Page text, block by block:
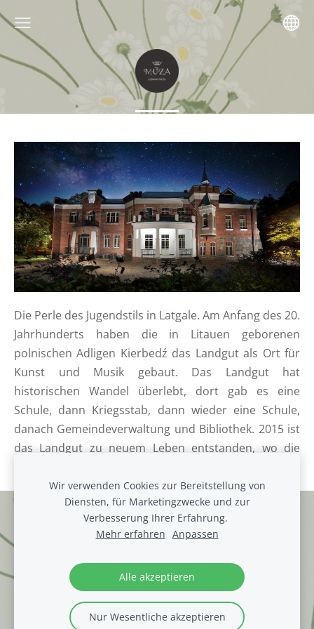
Die Perle des Jugendstils in Latgale. Am Anfang des 20.
Jahrhunderts haben die in Litauen geborenen
polnischen Adligen Kierbedź das Landgut als Ort für
Kunst und Musik gebaut. Das Landgut hat
historischen Wandel überlebt, dort gab es eine
Schule, dann Kriegsstab, dann wieder eine Schule,
danach Gemeindeverwaltung und Bibliothek. 2015 ist
das Landgut zu neuem Leben entstanden, wo die
Cookies
Wir verwenden Cookies zur Bereitstellung von
Diensten, für Marketingzwecke und zur
Verbesserung Ihrer Erfahrung.
Mehr erfahren Anpassen
Alle akzeptieren
Nur Wesentliche akzeptieren